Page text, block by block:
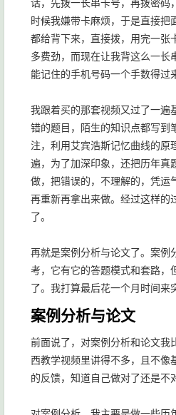
话，先拨一长串卡号，再拨密码
时候我嫌带卡麻烦，于是直接把
都给背下来，直接拨，用完一张
多费劲，而现在让我背这么一长
能记住的手机号码一个手数得过
我跟着买的那套视频又过了一遍
错的题目，陌生的知识点都写到
注，利用艾宾浩斯记忆曲线的原
遍，为了加深印象，还把历年真
做，把错误的，不理解的，凭运
再重新再拿出来做。经过这样的
了。
再就是案例分析与论文了。案例
考，它有它的答题模式和套路，
了。我打算最后花一个月时间来
案例分析与论文
前面说了，对案例分析和论文我
西教学视频里讲得不多，且不像
的反馈，知道自己做对了还是不